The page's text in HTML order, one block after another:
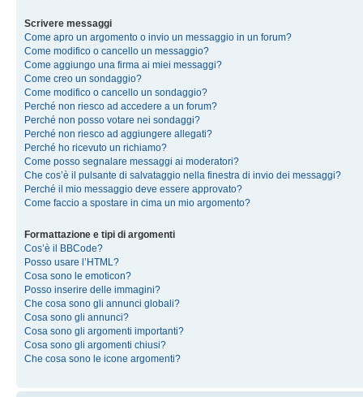
Scrivere messaggi
Come apro un argomento o invio un messaggio in un forum?
Come modifico o cancello un messaggio?
Come aggiungo una firma ai miei messaggi?
Come creo un sondaggio?
Come modifico o cancello un sondaggio?
Perché non riesco ad accedere a un forum?
Perché non posso votare nei sondaggi?
Perché non riesco ad aggiungere allegati?
Perché ho ricevuto un richiamo?
Come posso segnalare messaggi ai moderatori?
Che cos’è il pulsante di salvataggio nella finestra di invio dei messaggi?
Perché il mio messaggio deve essere approvato?
Come faccio a spostare in cima un mio argomento?
Formattazione e tipi di argomenti
Cos’è il BBCode?
Posso usare l’HTML?
Cosa sono le emoticon?
Posso inserire delle immagini?
Che cosa sono gli annunci globali?
Cosa sono gli annunci?
Cosa sono gli argomenti importanti?
Cosa sono gli argomenti chiusi?
Che cosa sono le icone argomenti?